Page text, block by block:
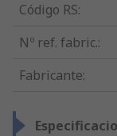
Código RS:
Nº ref. fabric.:
Fabricante: